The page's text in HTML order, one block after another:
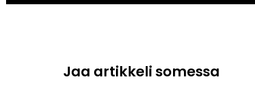
Jaa artikkeli somessa